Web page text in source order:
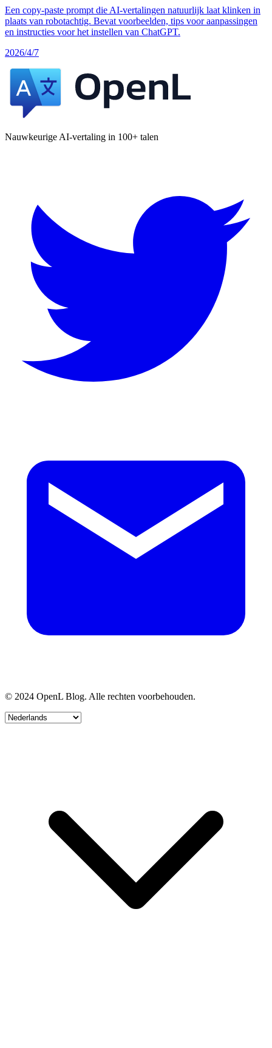
Een copy-paste prompt die AI-vertalingen natuurlijk laat klinken in
plaats van robotachtig. Bevat voorbeelden, tips voor aanpassingen
en instructies voor het instellen van ChatGPT.
2026/4/7
Nauwkeurige AI-vertaling in 100+ talen
© 2024 OpenL Blog. Alle rechten voorbehouden.